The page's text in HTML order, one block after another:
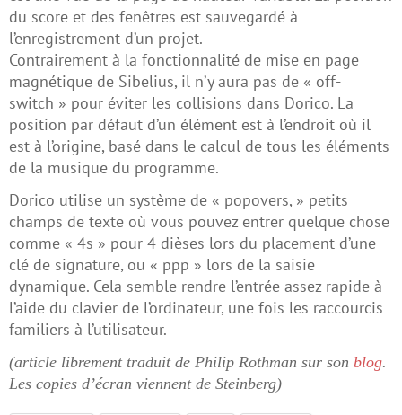
du score et des fenêtres est sauvegardé à
l’enregistrement d’un projet.
Contrairement à la fonctionnalité de mise en page
magnétique de Sibelius, il n’y aura pas de « off-
switch » pour éviter les collisions dans Dorico. La
position par défaut d’un élément est à l’endroit où il
est à l’origine, basé dans le calcul de tous les éléments
de la musique du programme.
Dorico utilise un système de « popovers, » petits
champs de texte où vous pouvez entrer quelque chose
comme « 4s » pour 4 dièses lors du placement d’une
clé de signature, ou « ppp » lors de la saisie
dynamique. Cela semble rendre l’entrée assez rapide à
l’aide du clavier de l’ordinateur, une fois les raccourcis
familiers à l’utilisateur.
(article librement traduit de Philip Rothman sur son blog.
Les copies d’écran viennent de Steinberg)